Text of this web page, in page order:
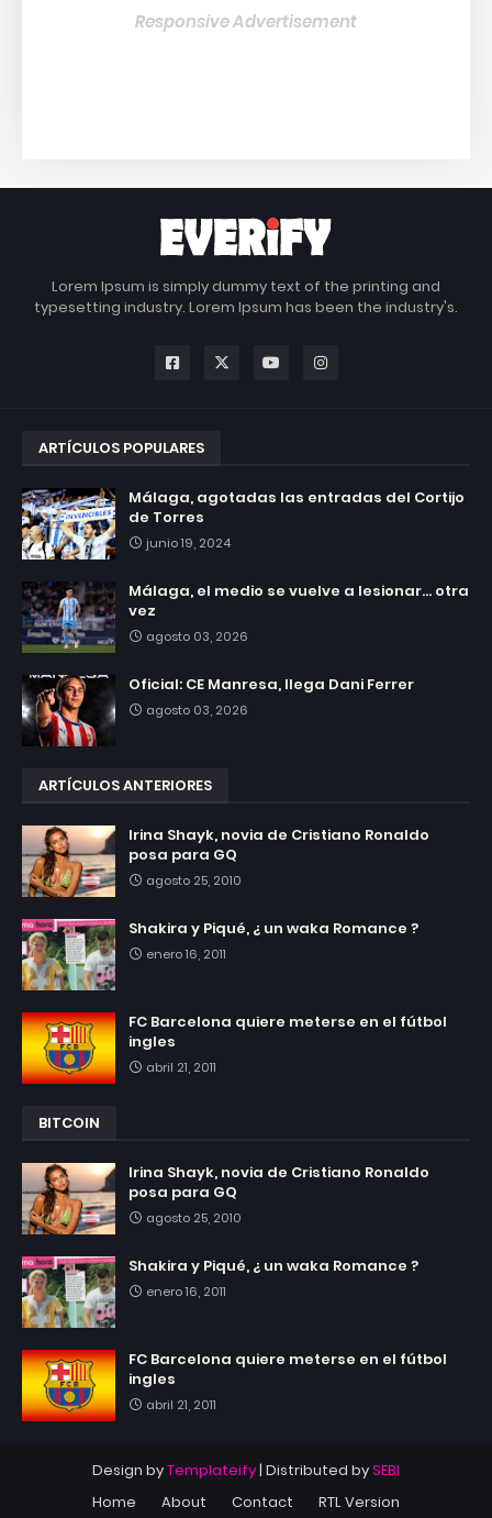
Responsive Advertisement
Lorem Ipsum is simply dummy text of the printing and
typesetting industry. Lorem Ipsum has been the industry's.
ARTÍCULOS POPULARES
Málaga, agotadas las entradas del Cortijo
de Torres
junio 19, 2024
Málaga, el medio se vuelve a lesionar... otra
vez
agosto 03, 2026
Oficial: CE Manresa, llega Dani Ferrer
agosto 03, 2026
ARTÍCULOS ANTERIORES
Irina Shayk, novia de Cristiano Ronaldo
posa para GQ
agosto 25, 2010
Shakira y Piqué, ¿ un waka Romance ?
enero 16, 2011
FC Barcelona quiere meterse en el fútbol
ingles
abril 21, 2011
BITCOIN
Irina Shayk, novia de Cristiano Ronaldo
posa para GQ
agosto 25, 2010
Shakira y Piqué, ¿ un waka Romance ?
enero 16, 2011
FC Barcelona quiere meterse en el fútbol
ingles
abril 21, 2011
Design byTemplateify| Distributed bySEBI
Home
About Contact RTL Version